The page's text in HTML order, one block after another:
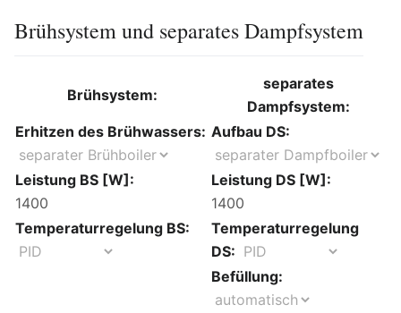
Brühsystem und separates Dampfsystem
Brühsystem:
separates
Dampfsystem:
Erhitzen des Brühwassers: Aufbau DS:
Leistung BS [W]: Leistung DS [W]:
Temperaturregelung BS:
Temperaturregelung
DS:
Befüllung: